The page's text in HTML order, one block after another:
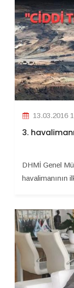
13.03.2016
3.
DHMİ Genel
havalimanının